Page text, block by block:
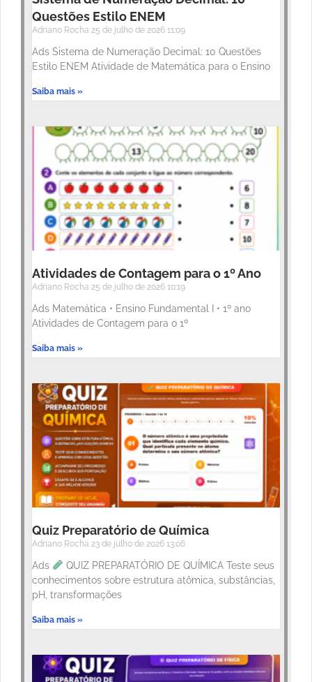
Questões Estilo ENEM
Adriano Rocha 25 de julho de 2026 11:09
Ads Sistema de Numeração Decimal: 10 Questões
Estilo ENEM Atividade de Matemática para o Ensino
Saiba mais »
Atividades de Contagem para o 1º Ano
Adriano Rocha 25 de julho de 2026 10:19
Ads Matemática • Ensino Fundamental I • 1º ano
Atividades de Contagem para o 1º
Saiba mais »
Quiz Preparatório de Química
Adriano Rocha 23 de julho de 2026 13:06
Ads
QUIZ PREPARATÓRIO DE QUÍMICA Teste seus
conhecimentos sobre estrutura atômica, substâncias,
pH, transformações
Saiba mais »